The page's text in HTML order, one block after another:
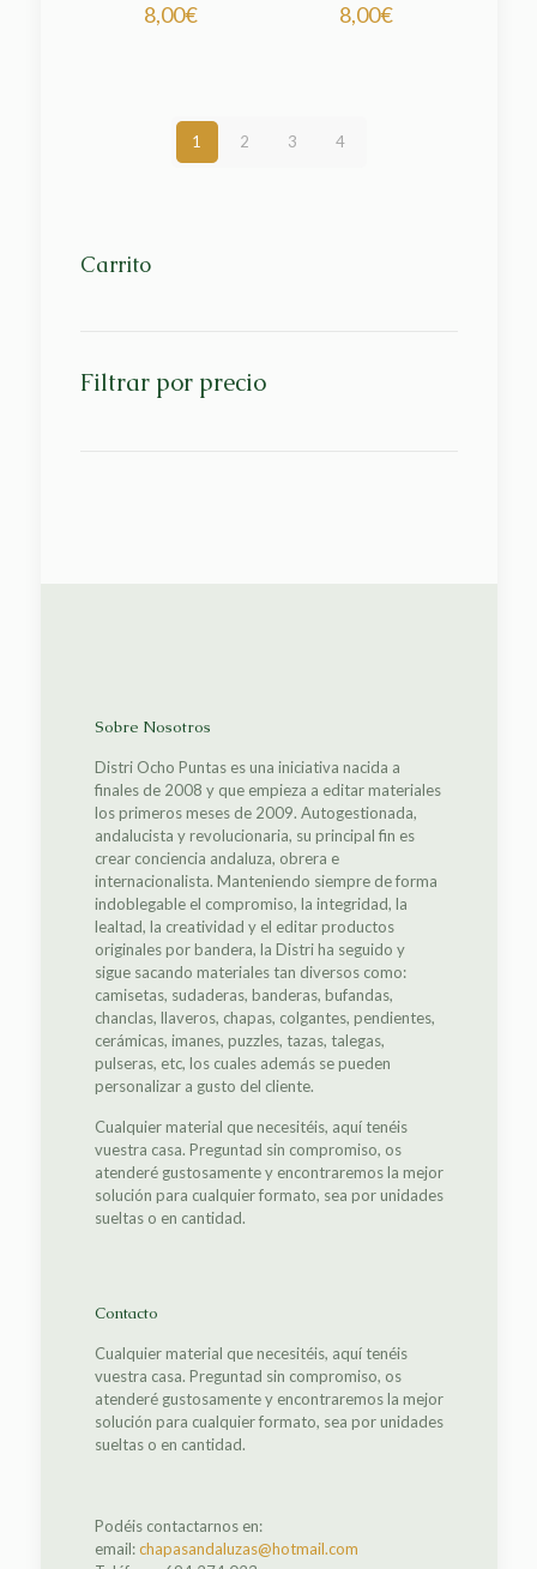
8,00€ 8,00€
1 2 3 4
Carrito
Filtrar por precio
Sobre Nosotros
Distri Ocho Puntas es una iniciativa nacida a
finales de 2008 y que empieza a editar materiales
los primeros meses de 2009. Autogestionada,
andalucista y revolucionaria, su principal fin es
crear conciencia andaluza, obrera e
internacionalista. Manteniendo siempre de forma
indoblegable el compromiso, la integridad, la
lealtad, la creatividad y el editar productos
originales por bandera, la Distri ha seguido y
sigue sacando materiales tan diversos como:
camisetas, sudaderas, banderas, bufandas,
chanclas, llaveros, chapas, colgantes, pendientes,
cerámicas, imanes, puzzles, tazas, talegas,
pulseras, etc, los cuales además se pueden
personalizar a gusto del cliente.
Cualquier material que necesitéis, aquí tenéis
vuestra casa. Preguntad sin compromiso, os
atenderé gustosamente y encontraremos la mejor
solución para cualquier formato, sea por unidades
sueltas o en cantidad.
Contacto
Cualquier material que necesitéis, aquí tenéis
vuestra casa. Preguntad sin compromiso, os
atenderé gustosamente y encontraremos la mejor
solución para cualquier formato, sea por unidades
sueltas o en cantidad.
Podéis contactarnos en:
email:chapasandaluzas@hotmail.com